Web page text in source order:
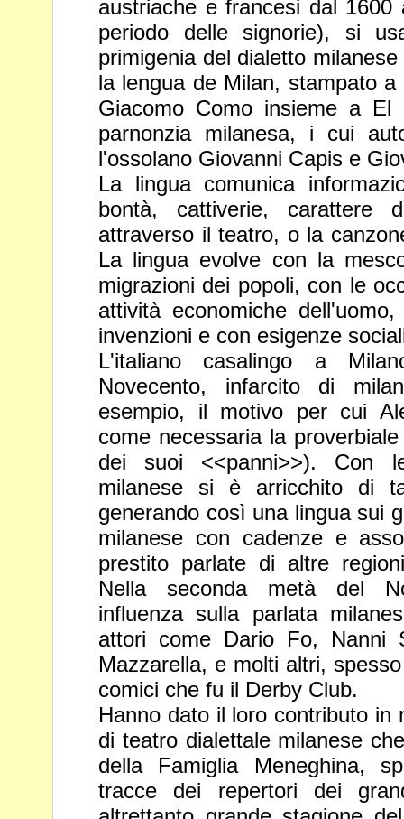
austriache e francesi dal
periodo delle signorie), si
primigenia del dialetto
la lengua de Milan, stampato
Giacomo Como insieme a El
parnonzia milanesa, i cui
l'ossolano Giovanni Capis e
La lingua comunica
bontà, cattiverie, carattere
attraverso il teatro, o la
La lingua evolve con la
migrazioni dei popoli, con le
attività economiche
invenzioni e con esigenze
L'italiano casalingo a
Novecento, infarcito di
esempio, il motivo per cui
come necessaria la
dei suoi <<panni>>). Con
milanese si è arricchito di
generando così una lingua sui
milanese con cadenze e
prestito parlate di altre
Nella seconda metà del
influenza sulla parlata
attori come Dario Fo, Nanni
Mazzarella, e molti altri,
comici che fu il Derby Club.
Hanno dato il loro contributo in
di teatro dialettale milanese
della Famiglia Meneghina,
tracce dei repertori dei